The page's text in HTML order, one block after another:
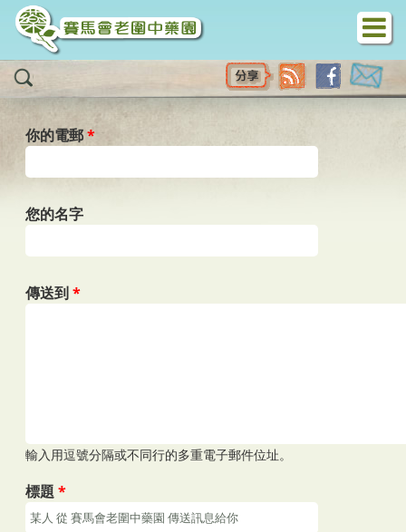
移至主內容
你的電郵*
您的名字
傳送到*
輸入用逗號分隔或不同行的多重電子郵件位址。
標題 *